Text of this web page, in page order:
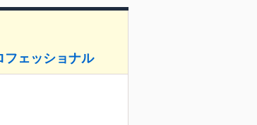
フェッショナル